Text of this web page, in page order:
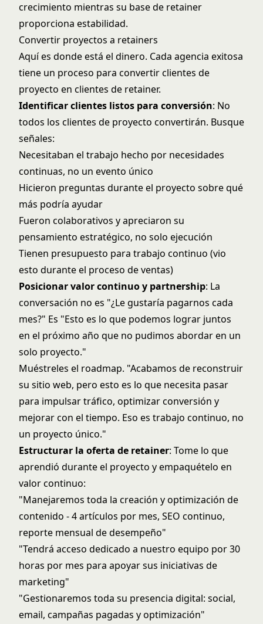
crecimiento mientras su base de retainer
proporciona estabilidad.
Convertir proyectos a retainers
Aquí es donde está el dinero. Cada agencia exitosa
tiene un proceso para convertir clientes de
proyecto en clientes de retainer.
Identificar clientes listos para conversión: No
todos los clientes de proyecto convertirán. Busque
señales:
Necesitaban el trabajo hecho por necesidades
continuas, no un evento único
Hicieron preguntas durante el proyecto sobre qué
más podría ayudar
Fueron colaborativos y apreciaron su
pensamiento estratégico, no solo ejecución
Tienen presupuesto para trabajo continuo (vio
esto durante el proceso de ventas)
Posicionar valor continuo y partnership: La
conversación no es "¿Le gustaría pagarnos cada
mes?" Es "Esto es lo que podemos lograr juntos
en el próximo año que no pudimos abordar en un
solo proyecto."
Muéstreles el roadmap. "Acabamos de reconstruir
su sitio web, pero esto es lo que necesita pasar
para impulsar tráfico, optimizar conversión y
mejorar con el tiempo. Eso es trabajo continuo, no
un proyecto único."
Estructurar la oferta de retainer: Tome lo que
aprendió durante el proyecto y empaquételo en
valor continuo:
"Manejaremos toda la creación y optimización de
contenido - 4 artículos por mes, SEO continuo,
reporte mensual de desempeño"
"Tendrá acceso dedicado a nuestro equipo por 30
horas por mes para apoyar sus iniciativas de
marketing"
"Gestionaremos toda su presencia digital: social,
email, campañas pagadas y optimización"